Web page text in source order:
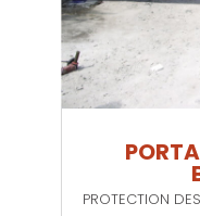
PROTECTION